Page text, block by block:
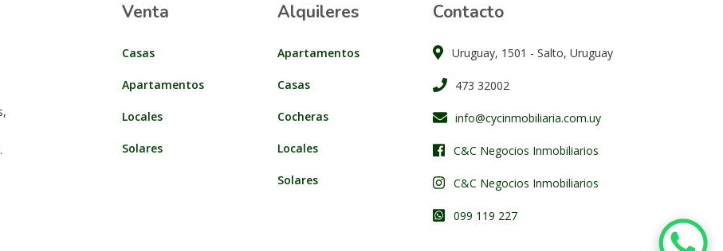
Venta
Casas
Apartamentos
Locales
Solares
Alquileres
Apartamentos
Casas
Cocheras
Locales
Solares
Contacto
Uruguay, 1501 - Salto, Uruguay
473 32002
info@cycinmobiliaria.com.uy
C&C Negocios Inmobiliarios
C&C Negocios Inmobiliarios
099 119 227